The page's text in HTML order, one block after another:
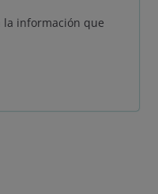
la información que